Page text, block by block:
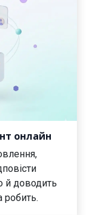
онлайн
й доводить
робить.